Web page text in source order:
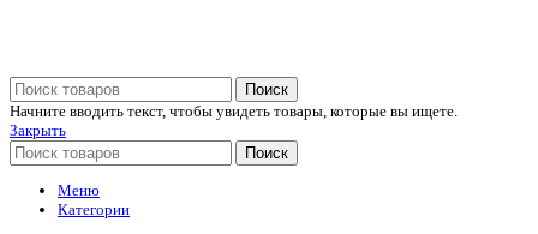
Поиск
Начните вводить текст, чтобы увидеть товары, которые вы ищете.
Закрыть
Поиск
Меню
Категории